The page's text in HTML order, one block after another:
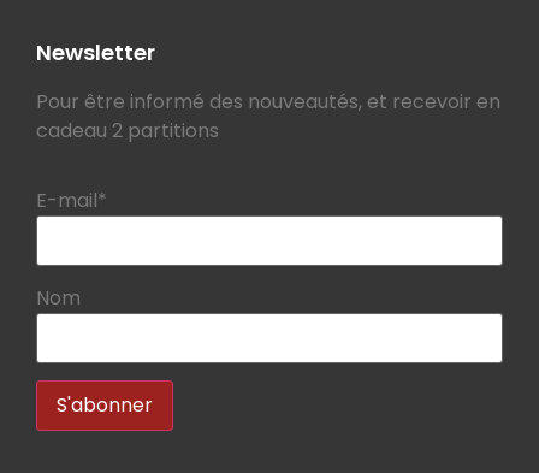
Newsletter
Pour être informé des nouveautés, et recevoir en
cadeau 2 partitions
E-mail*
Nom